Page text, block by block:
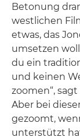
Betonung
westlichen
etwas, das
umsetzen
du ein
und keinen
zoomen“,
Aber bei
gezoomt,
unterstützt